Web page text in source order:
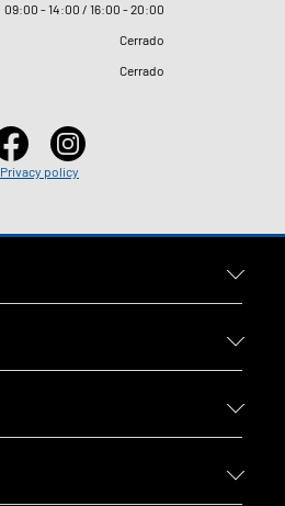
09:00 - 14:00 / 16:00 - 20:00
Cerrado
Cerrado
Privacy policy